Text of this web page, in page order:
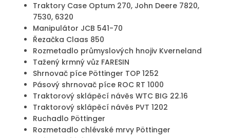
Traktory Case Optum 270, John Deere 7820,
7530, 6320
Manipulátor JCB 541-70
Řezačka Claas 850
Rozmetadlo průmyslových hnojiv Kverneland
Tažený krmný vůz FARESIN
Shrnovač píce Pöttinger TOP 1252
Pásový shrnovač píce ROC RT 1000
Traktorový sklápěcí návěs WTC BIG 22.16
Traktorový sklápěcí návěs PVT 1202
Ruchadlo Pöttinger
Rozmetadlo chlévské mrvy Pöttinger